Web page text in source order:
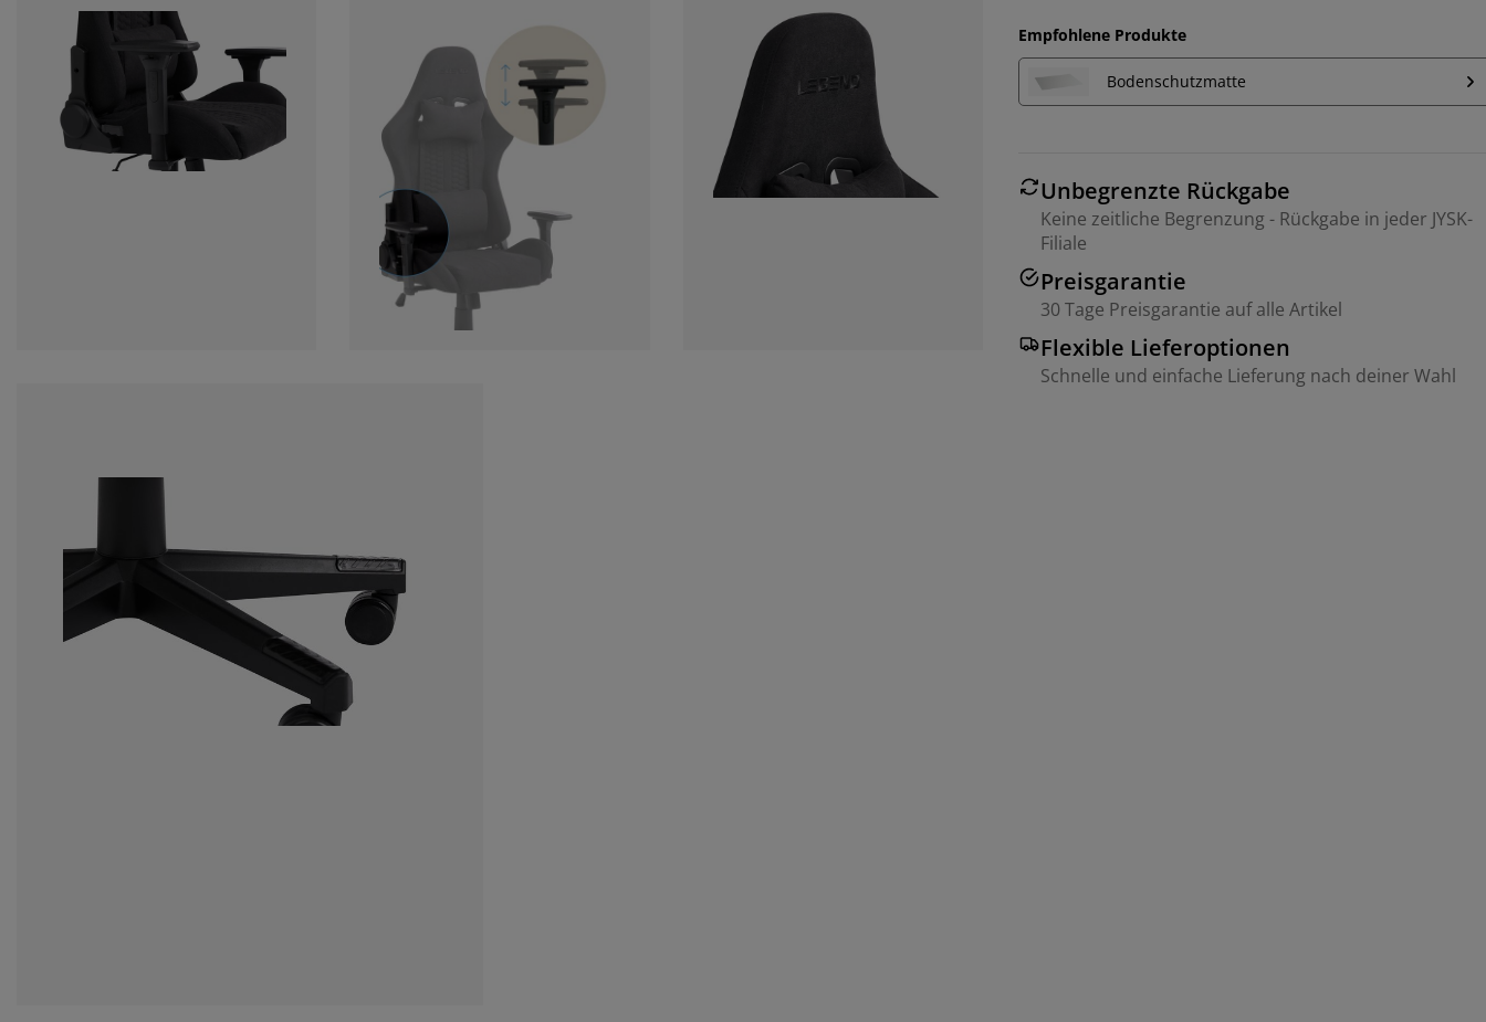
Empfohlene Produkte
Bodenschutzmatte
Unbegrenzte Rückgabe
Keine zeitliche Begrenzung - Rückgabe in jeder JYSK-
Filiale
Preisgarantie
30 Tage Preisgarantie auf alle Artikel
Flexible Lieferoptionen
Schnelle und einfache Lieferung nach deiner Wahl